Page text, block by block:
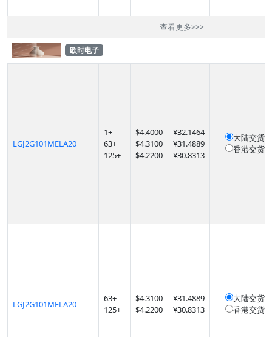
查看更多>>>
欧时电子
LGJ2G101MELA20
1+
63+
125+
$4.4000
$4.3100
$4.2200
¥32.1464
¥31.4889
¥30.8313
大陆交货
香港交货
LGJ2G101MELA20
63+
125+
$4.3100
$4.2200
¥31.4889
¥30.8313
大陆交货
香港交货